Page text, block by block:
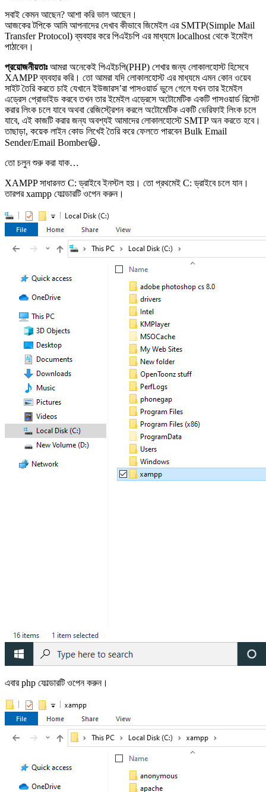
সবাই কেমন আছেন? আশা করি ভাল আছেন।
আজকের টপিকে আমি আপনাদের দেখাব কীভাবে জিমেইল এর SMTP(Simple Mail
Transfer Protocol) ব্যবহার করে পিএইচপি এর মাধ্যমে localhost থেকে ইমেইল
পাঠাবেন।
প্রয়োজনীয়তাঃআমরা অনেকেই পিএইচপি(PHP) শেখার জন্য লোকালহোস্ট হিসেবে
XAMPP ব্যবহার করি। তো আমরা যদি লোকালহোস্ট এর মাধ্যমে এমন কোন ওয়েব
সাইট তৈরি করতে চাই যেখানে ইউজারস’রা পাসওয়ার্ড ভুলে গেলে যখন তার ইমেইল
এড্রেস প্রোভাইড করবে তখন তার ইমেইল এড্রেসে অটোমেটিক একটি পাসওয়ার্ড রিসেট
করার লিংক চলে যাবে অথবা রেজিস্ট্রেশন করলে অটোমেটিক একটি ভেরিফাই লিংক চলে
যাবে, এই কাজটি করার জন্য অবশ্যই আমাদের লোকালহোস্টে SMTP অন করতে হবে।
তাছাড়া, কয়েক লাইন কোড লিখেই তৈরি করে ফেলতে পারবেন Bulk Email
Sender/Email Bomber😃.
তো চলুন শুরু করা যাক…
XAMPP সাধারনত C: ড্রাইবে ইনস্টল হয়। তো প্রথমেই C: ড্রাইবে চলে যান।
তারপর xampp ফোল্ডারটি ওপেন করুন।
এবার php ফোল্ডারটি ওপেন করুন।